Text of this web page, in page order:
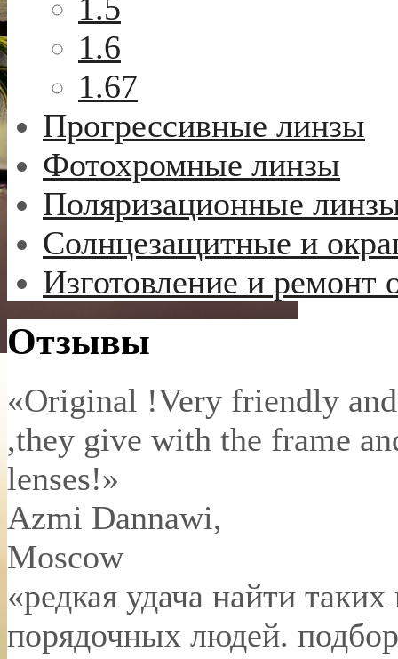
1.5
1.6
1.67
Прогрессивные линзы
Фотохромные линзы
Поляризационные
Солнцезащитные и
Изготовление и ремонт
Отзывы
«Original !Very friendly
,they give with the frame
lenses!»
Azmi Dannawi,
Moscow
«редкая удача найти
порядочных людей.